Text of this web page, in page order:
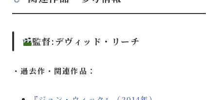
監督:デヴィッド・リーチ
・過去作・関連作品：